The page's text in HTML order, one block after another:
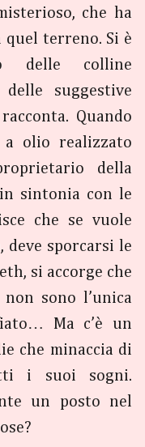
che ha
terreno. Si è
delle colline
suggestive
Quando
olio realizzato
della
sintonia con le
che se vuole
deve sporcarsi le
si accorge che
sono l’unica
Ma c’è un
che minaccia di
i suoi sogni.
un posto nel